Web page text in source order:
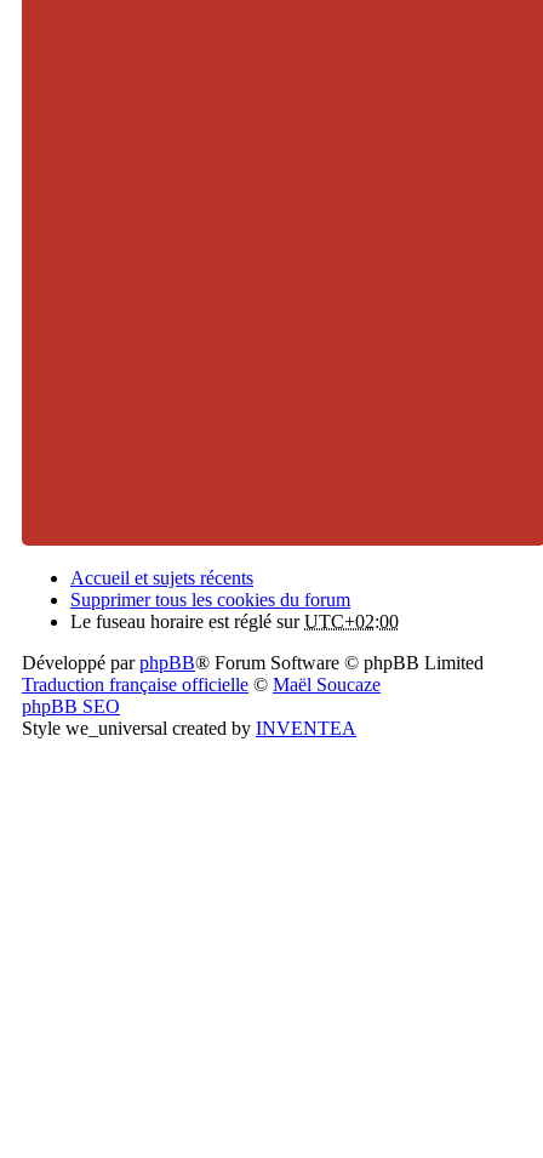
Accueil et sujets récents
Supprimer tous les cookies du forum
Le fuseau horaire est réglé surUTC+02:00
Développé parphpBB® Forum Software © phpBB Limited
Traduction française officielle © Maël Soucaze
phpBB SEO
Style we_universal created by INVENTEA